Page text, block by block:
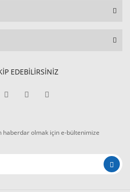
EDEBİLİRSİNİZ
olmak için e-bültenimize